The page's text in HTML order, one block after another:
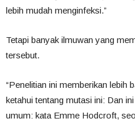
lebih mudah menginfeksi.”
Tetapi banyak ilmuwan yang
tersebut.
“Penelitian ini memberikan lebih
ketahui tentang mutasi ini: Dan
umum: kata Emme Hodcroft,